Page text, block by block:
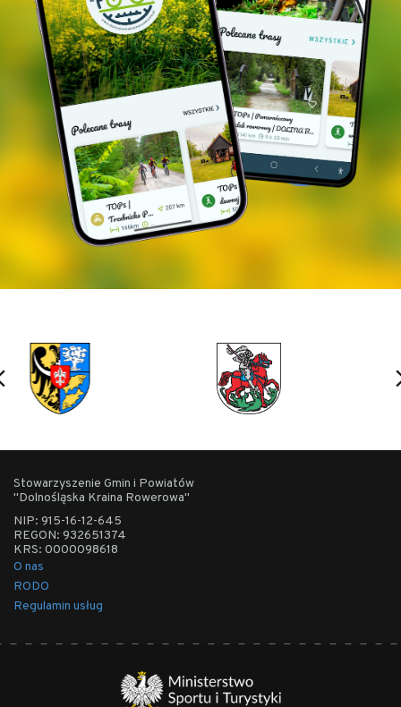
Stowarzyszenie Gmin i Powiatów
"Dolnośląska Kraina Rowerowa"
NIP: 915-16-12-645
REGON: 932651374
KRS: 0000098618
O nas
RODO
Regulamin usług